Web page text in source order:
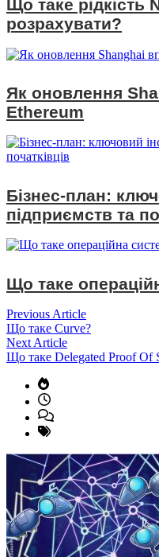
Що таке рідкість
розрахувати?
Як оновлення
Ethereum
Бізнес-план:
підприємств та
Що таке
Навігація
записів
Previous ArticlePrevious
article:
Що таке Curve?
Next ArticleNext
article:
Що таке Delegated Proof Of